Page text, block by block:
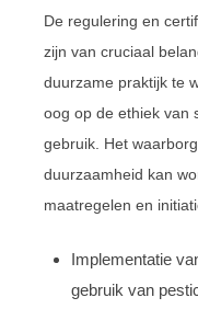
De regulering en
zijn van cruciaal
duurzame praktijk te
oog op de ethiek van
gebruik. Het
duurzaamheid kan
maatregelen en
Implementatie
gebruik van